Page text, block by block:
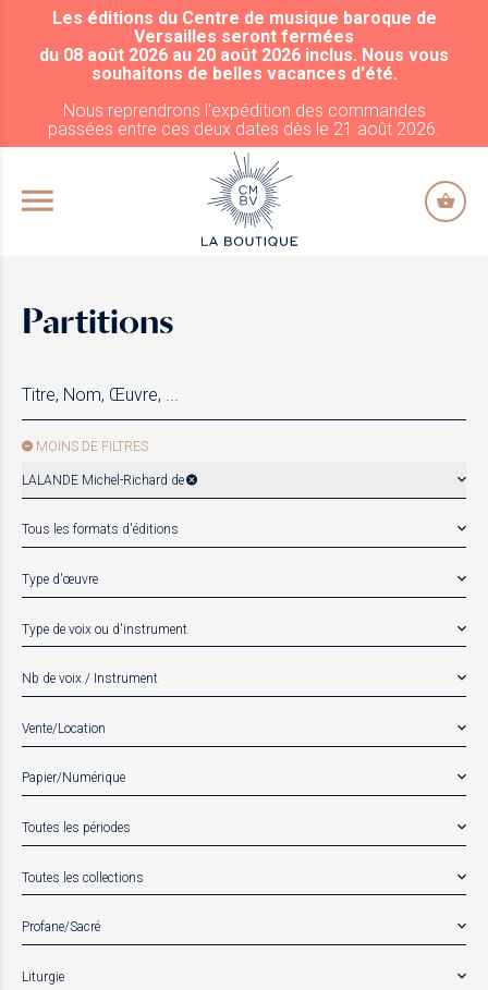
ALLER AU CONTENU PRINCIPAL
Les éditions du Centre de musique baroque de
Versailles seront fermées
du 08 août 2026 au 20 août 2026 inclus. Nous vous
souhaitons de belles vacances d'été.
Nous reprendrons l'expédition des commandes
passées entre ces deux dates dès le 21 août 2026.
Partitions
MOINS DE FILTRES
LALANDE Michel-Richard de
Tous les formats d'éditions
Type d'œuvre
Type de voix ou d'instrument
Nb de voix / Instrument
Vente/Location
Papier/Numérique
Toutes les périodes
Toutes les collections
Profane/Sacré
Liturgie